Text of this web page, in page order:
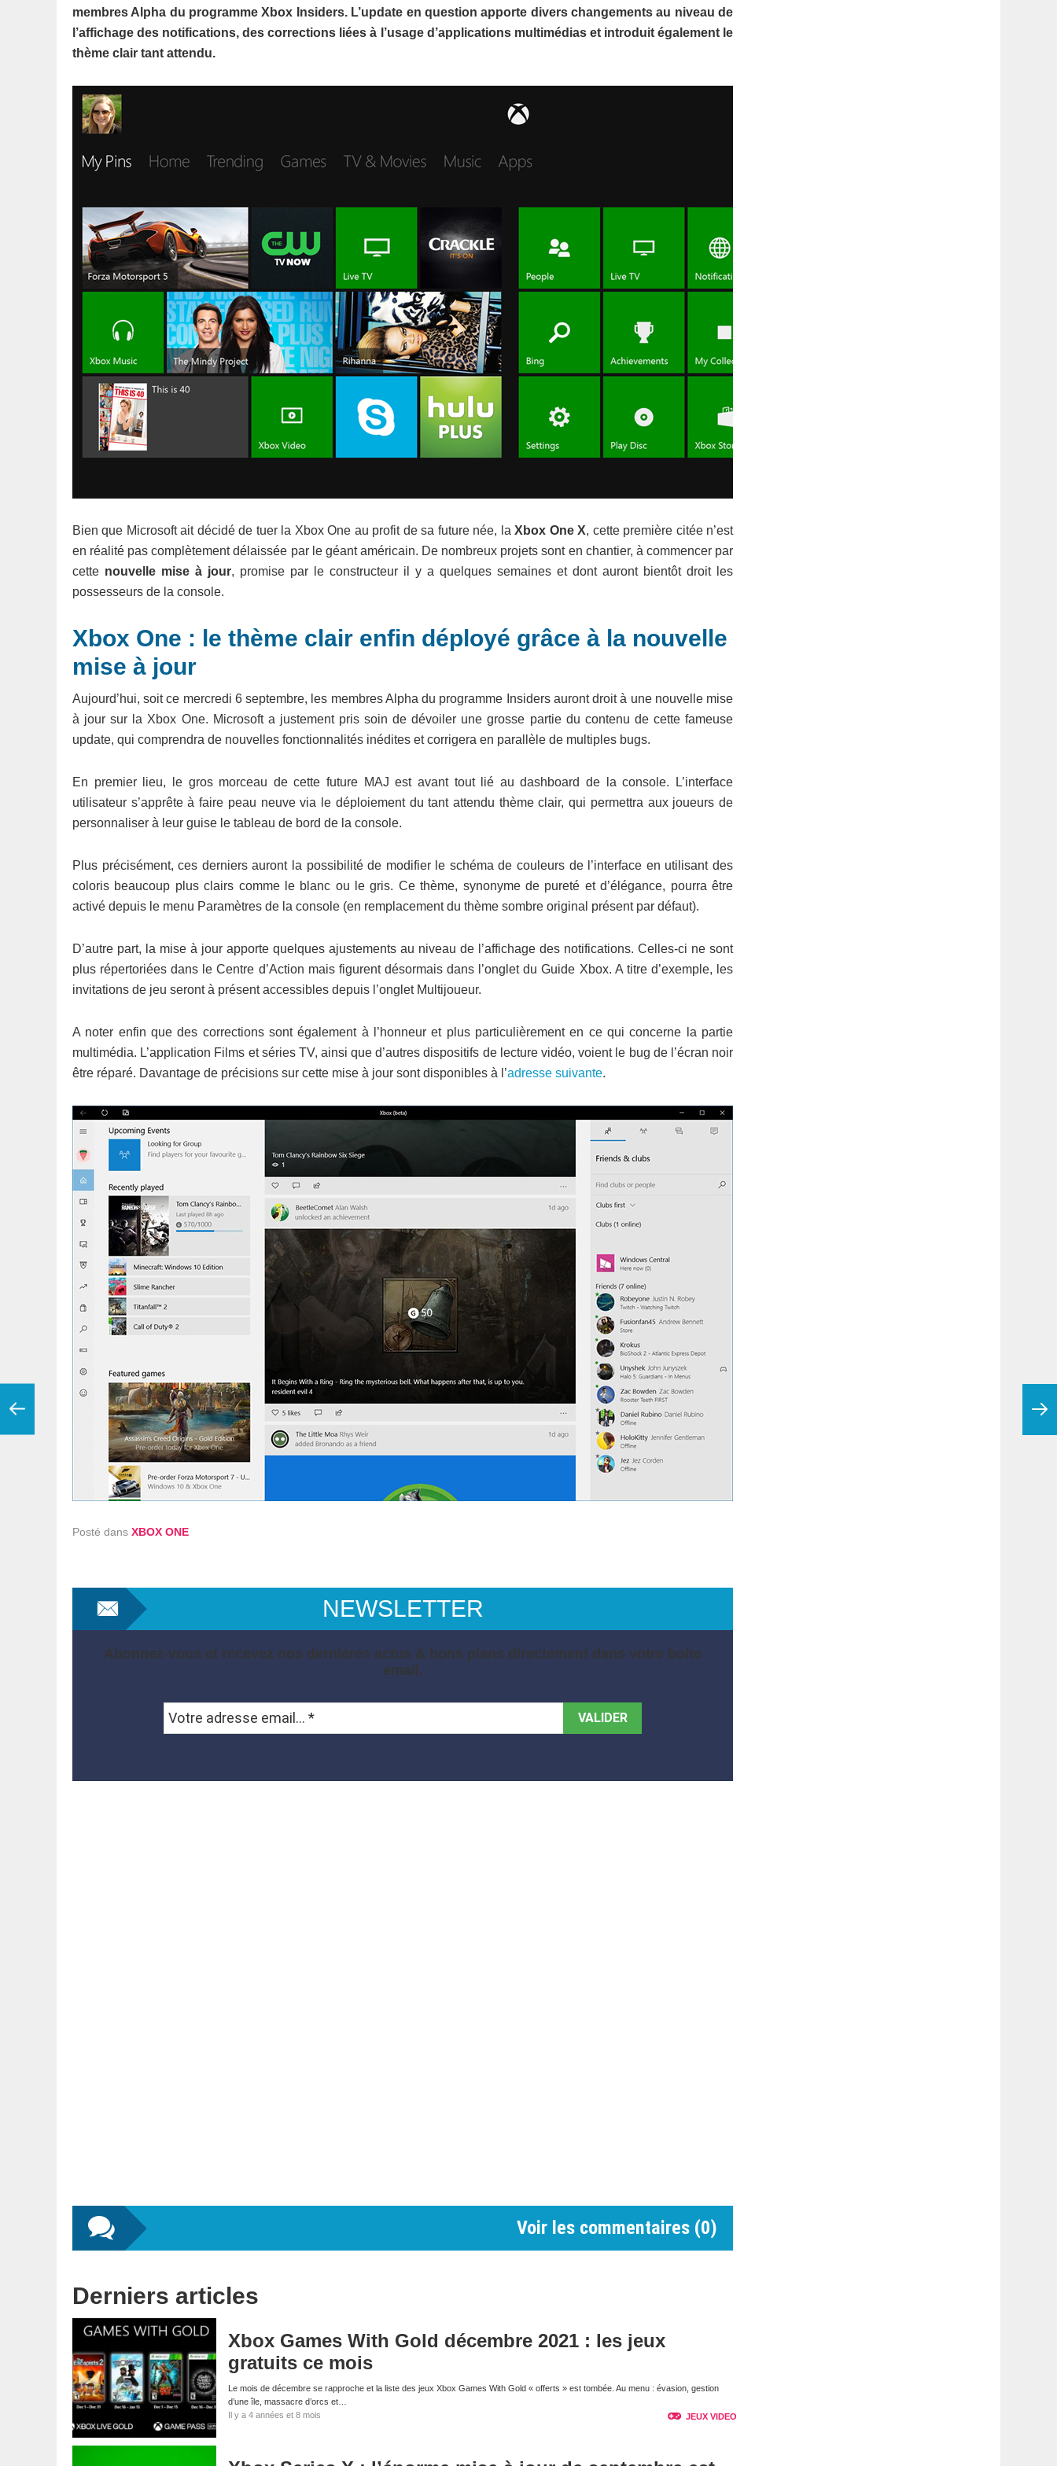
membres Alpha du programme Xbox Insiders. L’update en question apporte divers changements au niveau de
l’affichage des notifications, des corrections liées à l’usage d’applications multimédias et introduit également le
thème clair tant attendu.
Bien que Microsoft ait décidé de tuer la Xbox One au profit de sa future née, laXbox One X, cette première citée n’est
en réalité pas complètement délaissée par le géant américain. De nombreux projets sont en chantier, à commencer par
cette nouvelle mise à jour, promise par le constructeur il y a quelques semaines et dont auront bientôt droit les
possesseurs de la console.
Xbox One : le thème clair enfin déployé grâce à la nouvelle
mise à jour
Aujourd’hui, soit ce mercredi 6 septembre, les membres Alpha du programme Insiders auront droit à une nouvelle mise
à jour sur la Xbox One. Microsoft a justement pris soin de dévoiler une grosse partie du contenu de cette fameuse
update, qui comprendra de nouvelles fonctionnalités inédites et corrigera en parallèle de multiples bugs.
En premier lieu, le gros morceau de cette future MAJ est avant tout lié au dashboard de la console. L’interface
utilisateur s’apprête à faire peau neuve via le déploiement du tant attendu thème clair, qui permettra aux joueurs de
personnaliser à leur guise le tableau de bord de la console.
Plus précisément, ces derniers auront la possibilité de modifier le schéma de couleurs de l’interface en utilisant des
coloris beaucoup plus clairs comme le blanc ou le gris. Ce thème, synonyme de pureté et d’élégance, pourra être
activé depuis le menu Paramètres de la console (en remplacement du thème sombre original présent par défaut).
D’autre part, la mise à jour apporte quelques ajustements au niveau de l’affichage des notifications. Celles-ci ne sont
plus répertoriées dans le Centre d’Action mais figurent désormais dans l’onglet du Guide Xbox. A titre d’exemple, les
invitations de jeu seront à présent accessibles depuis l’onglet Multijoueur.
A noter enfin que des corrections sont également à l’honneur et plus particulièrement en ce qui concerne la partie
multimédia. L’application Films et séries TV, ainsi que d’autres dispositifs de lecture vidéo, voient le bug de l’écran noir
être réparé. Davantage de précisions sur cette mise à jour sont disponibles à l’adresse suivante.
Posté dans XBOX ONE
NEWSLETTER
Abonnez-vous et recevez nos dernières actus & bons plans directement dans votre boite
email.
Voir les commentaires (0)
Derniers articles
Xbox Games With Gold décembre 2021 : les jeux
gratuits ce mois
Le mois de décembre se rapproche et la liste des jeux Xbox Games With Gold « offerts » est tombée. Au menu : évasion, gestion
d’une île, massacre d’orcs et…
Il y a 4 années et 8 mois
JEUX VIDEO